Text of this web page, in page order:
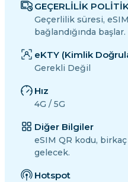
GEÇERLİLİK
Geçerlilik süresi,
bağlandığında başlar.
eKTY (Kimlik
Gerekli Değil
Hız
4G / 5G
Diğer Bilgiler
eSIM QR kodu,
gelecek.
Hotspot